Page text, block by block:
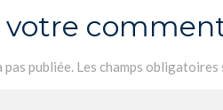
pas publiée. Les champs